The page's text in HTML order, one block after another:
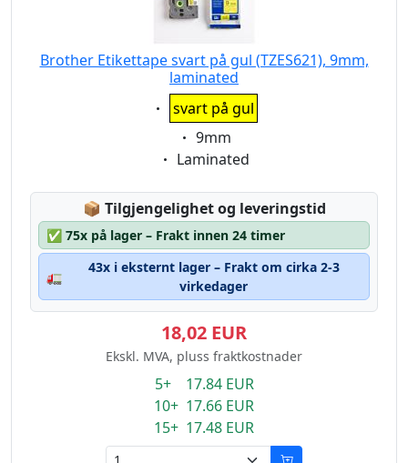
Brother Etikettape svart på gul (TZES621), 9mm,
laminated
Eigenschaft:
svart på gul
Eigenschaft:
9mm
Eigenschaft:
Laminated
📦 Lagerstatus:
Tilgjengelighet og leveringstid
✅ 75x på lager – Frakt innen 24 timer
🚛
43x i eksternt lager – Frakt om cirka 2-3
virkedager
18,02 EUR
Ekskl. MVA, pluss fraktkostnader
5+ 17.84 EUR
10+ 17.66 EUR
15+ 17.48 EUR